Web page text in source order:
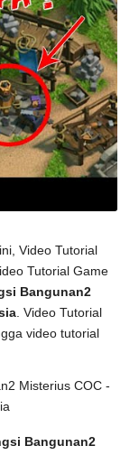
Video Tutorial
Tutorial Game
Bangunan2
. Video Tutorial
video tutorial
Bangunan2